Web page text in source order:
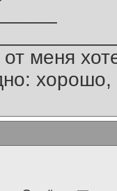
от меня